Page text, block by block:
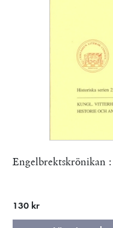
Engelbrektskrönikan
130 kr